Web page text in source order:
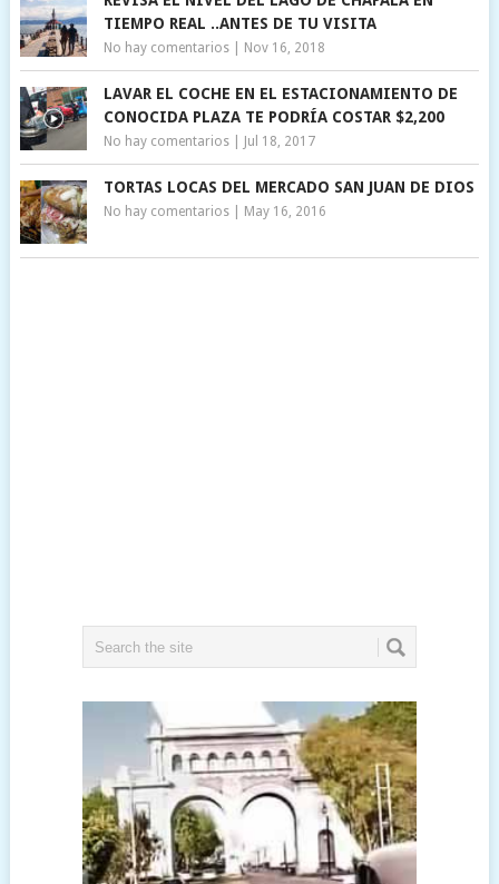
TIEMPO REAL ..ANTES DE TU VISITA
No hay comentarios| Nov 16, 2018
LAVAR EL COCHE EN EL ESTACIONAMIENTO DE
CONOCIDA PLAZA TE PODRÍA COSTAR $2,200
No hay comentarios| Jul 18, 2017
TORTAS LOCAS DEL MERCADO SAN JUAN DE DIOS
No hay comentarios| May 16, 2016